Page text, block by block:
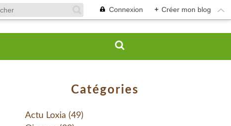
Connexion + Créer mon blog
Catégories
Actu Loxia (49)